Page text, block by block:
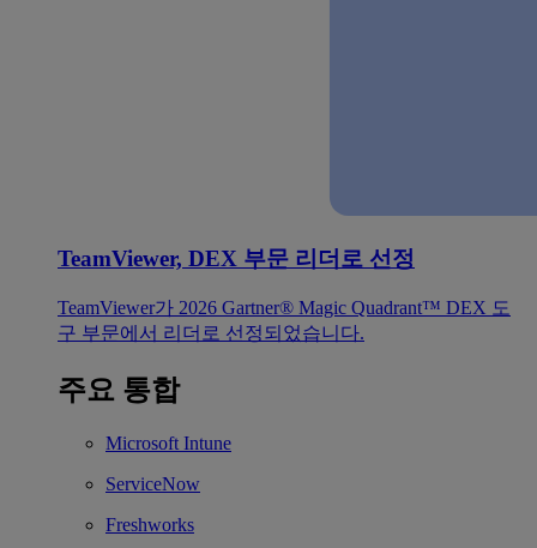
TeamViewer, DEX 부문 리더로 선정
TeamViewer가 2026 Gartner® Magic Quadrant™ DEX 도
구 부문에서 리더로 선정되었습니다.
주요 통합
Microsoft Intune
ServiceNow
Freshworks